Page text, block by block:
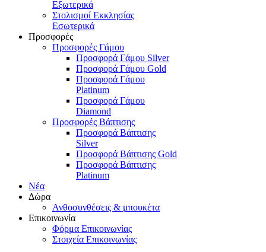
Εξωτερικά
Στολισμοί Εκκλησίας
Εσωτερικά
Προσφορές
Προσφορές Γάμου
Προσφορά Γάμου Silver
Προσφορά Γάμου Gold
Προσφορά Γάμου
Platinum
Προσφορά Γάμου
Diamond
Προσφορές Βάπτισης
Προσφορά Βάπτισης
Silver
Προσφορά Βάπτισης Gold
Προσφορά Βάπτισης
Platinum
Νέα
Δώρα
Ανθοσυνθέσεις & μπουκέτα
Επικοινωνία
Φόρμα Επικοινωνίας
Στοιχεία Επικοινωνίας